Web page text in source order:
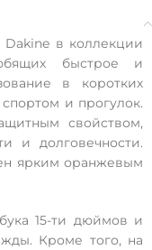
в коллекции
быстрое и
в коротких
и прогулок.
свойством,
и долговечности.
ярким оранжевым
15-ти дюймов и
Кроме того, на